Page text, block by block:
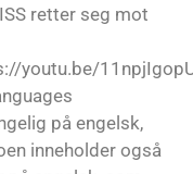
retter seg mot
youtu.be/
på engelsk,
inneholder også